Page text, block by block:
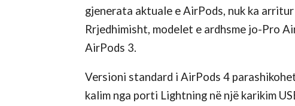
gjenerata aktuale e AirPods, nuk ka
Rrjedhimisht, modelet e ardhsme jo-Pro
AirPods 3.
Versioni standard i AirPods 4
kalim nga porti Lightning në një karikim